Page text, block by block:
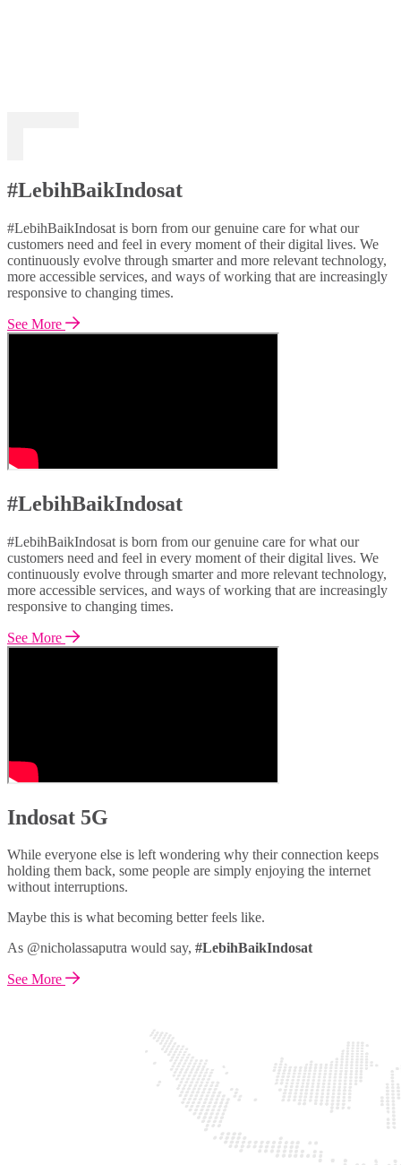
#LebihBaikIndosat
#LebihBaikIndosat is born from our genuine care for what our
customers need and feel in every moment of their digital lives. We
continuously evolve through smarter and more relevant technology,
more accessible services, and ways of working that are increasingly
responsive to changing times.
See More
#LebihBaikIndosat
#LebihBaikIndosat is born from our genuine care for what our
customers need and feel in every moment of their digital lives. We
continuously evolve through smarter and more relevant technology,
more accessible services, and ways of working that are increasingly
responsive to changing times.
See More
Indosat 5G
While everyone else is left wondering why their connection keeps
holding them back, some people are simply enjoying the internet
without interruptions.
Maybe this is what becoming better feels like.
As @nicholassaputra would say, #LebihBaikIndosat
See More